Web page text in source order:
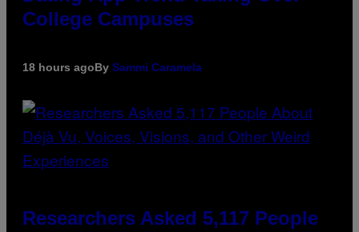
College Campuses
18 hours agoBy Sammi Caramela
Researchers Asked 5,117 People